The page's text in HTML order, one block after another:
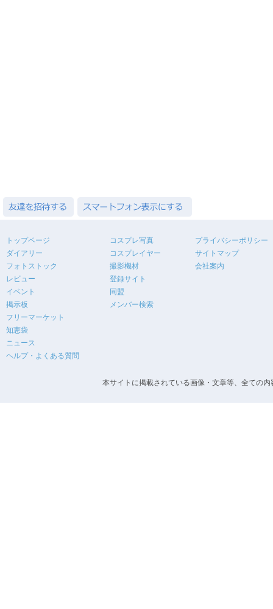
トップページ
ダイアリー
フォトストック
レビュー
イベント
掲示板
フリーマーケット
知恵袋
ニュース
ヘルプ・よくある質問
コスプレ写真
コスプレイヤー
撮影機材
登録サイト
同盟
メンバー検索
プライバシーポリシー
サイトマップ
会社案内
本サイトに掲載されている画像・文章等、全ての